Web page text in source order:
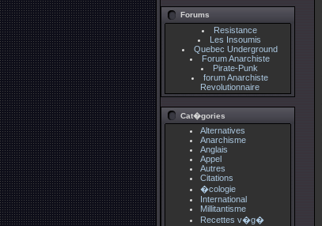
Forums
Resistance
Les Insoumis
Quebec Underground
Forum Anarchiste
Pirate-Punk
forum Anarchiste
Revolutionnaire
Cat�gories
Alternatives
Anarchisme
Anglais
Appel
Autres
Citations
�cologie
International
Millitantisme
Recettes v�g�